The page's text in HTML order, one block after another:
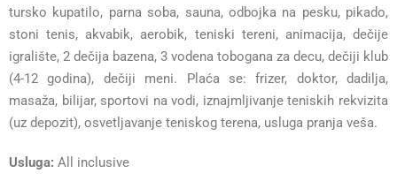
tursko kupatilo, parna soba, sauna, odbojka na pesku, pikado,
stoni tenis, akvabik, aerobik, teniski tereni, animacija, dečije
igralište, 2 dečija bazena, 3 vodena tobogana za decu, dečiji klub
(4-12 godina), dečiji meni. Plaća se: frizer, doktor, dadilja,
masaža, bilijar, sportovi na vodi, iznajmljivanje teniskih rekvizita
(uz depozit), osvetljavanje teniskog terena, usluga pranja veša.
Usluga: All inclusive